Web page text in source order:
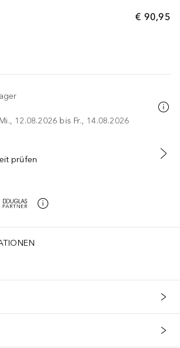
€ 90,95
12.08.2026 bis Fr., 14.08.2026
IN DEN WARENKORB
prüfen